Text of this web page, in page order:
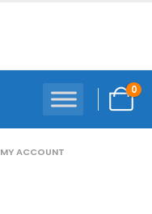
0
MY ACCOUNT